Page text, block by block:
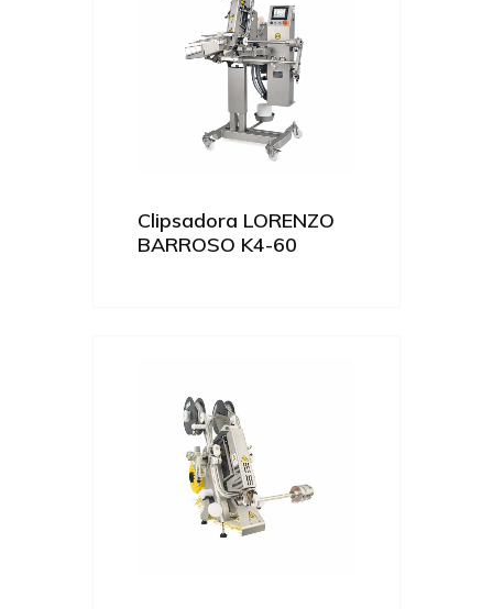
Clipsadora LORENZO
BARROSO K4-60